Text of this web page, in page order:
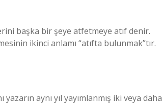
başka bir şeye atfetmeye atıf denir.
ikinci anlamı “atıfta bulunmak”tır.
aynı yıl yayımlanmış iki veya daha